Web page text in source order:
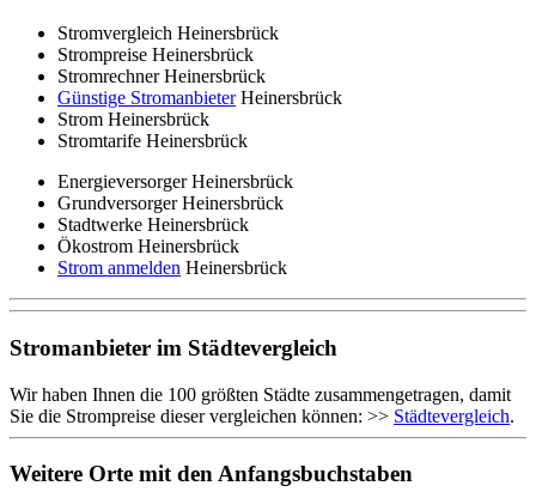
Stromvergleich Heinersbrück
Strompreise Heinersbrück
Stromrechner Heinersbrück
Günstige StromanbieterHeinersbrück
Strom Heinersbrück
Stromtarife Heinersbrück
Energieversorger Heinersbrück
Grundversorger Heinersbrück
Stadtwerke Heinersbrück
Ökostrom Heinersbrück
Strom anmelden Heinersbrück
Stromanbieter im Städtevergleich
Wir haben Ihnen die 100 größten Städte zusammengetragen, damit
Sie die Strompreise dieser vergleichen können: >> Städtevergleich.
Weitere Orte mit den Anfangsbuchstaben